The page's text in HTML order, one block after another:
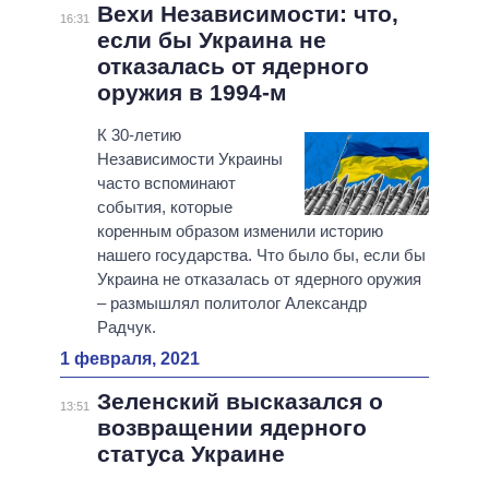
16:31
Вехи Независимости: что,
если бы Украина не
отказалась от ядерного
оружия в 1994-м
К 30-летию
Независимости Украины
часто вспоминают
события, которые
коренным образом изменили историю
нашего государства. Что было бы, если бы
Украина не отказалась от ядерного оружия
‒ размышлял политолог Александр
Радчук.
1 февраля, 2021
13:51
Зеленский высказался о
возвращении ядерного
статуса Украине